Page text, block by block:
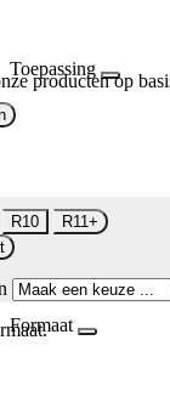
Toepassing
producten op
R10
R11+
Formaat